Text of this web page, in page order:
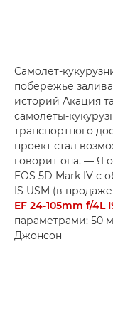
Самолет-
побережье
историй Акация
самолеты-
транспортного
проект стал
говорит она. — Я
EOS 5D Mark IV с
IS USM (в
EF 24-105mm f/4L
параметрами: 50
Джонсон